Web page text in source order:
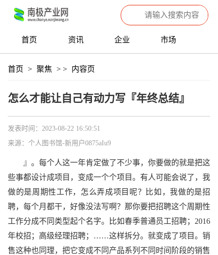
首页 资讯 企业 市场
首页 > 聚焦 > > 内容页
怎么才能让自己有动力写『年终总结』
发表时间：2023-08-22 16:50:51
来源：个人图书馆-新用户0875aIu9
』。每个人这一年肯定做了不少事，你要做的就是把这
些事都设计成项目，变成一个个项目。有人可能会说了，我
做的是周期性工作，怎么弄成项目呢？比如，我做的是招
聘，每个月都干，好像没法写啊？那你要把招聘这个周期性
工作分成不同类型起个名字。比如春季普通员工招聘；2016
年校招；高级经理招聘；……这样拆分。就变成了项目。销
售这种也同理，把它变成不同产品系列不同时间阶段的销售